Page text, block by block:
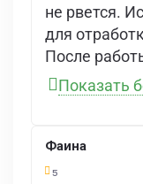
не рвется.
для
После
а на
быстрее и
занимает
Показать
Фаина
5